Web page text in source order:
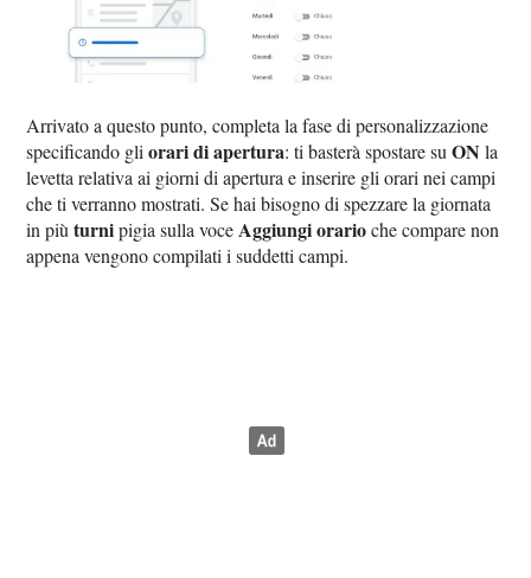
Arrivato a questo punto, completa la fase di personalizzazione
specificando gliorari di apertura: ti basterà spostare suON la
levetta relativa ai giorni di apertura e inserire gli orari nei campi
che ti verranno mostrati. Se hai bisogno di spezzare la giornata
in piùturnipigia sulla voce Aggiungi orarioche compare non
appena vengono compilati i suddetti campi.